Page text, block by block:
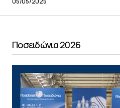
Ποσειδώνια 2026